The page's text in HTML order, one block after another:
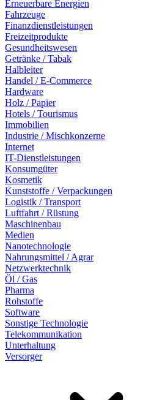
Erneuerbare Energien
Fahrzeuge
Finanzdienstleistungen
Freizeitprodukte
Gesundheitswesen
Getränke / Tabak
Halbleiter
Handel / E-Commerce
Hardware
Holz / Papier
Hotels / Tourismus
Immobilien
Industrie / Mischkonzerne
Internet
IT-Dienstleistungen
Konsumgüter
Kosmetik
Kunststoffe / Verpackungen
Logistik / Transport
Luftfahrt / Rüstung
Maschinenbau
Medien
Nanotechnologie
Nahrungsmittel / Agrar
Netzwerktechnik
Öl / Gas
Pharma
Rohstoffe
Software
Sonstige Technologie
Telekommunikation
Unterhaltung
Versorger